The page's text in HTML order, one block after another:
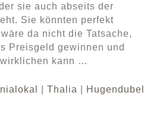
sie auch abseits der
Sie könnten perfekt
da nicht die Tatsache,
Preisgeld gewinnen und
kann …
Thalia
Hugendubel